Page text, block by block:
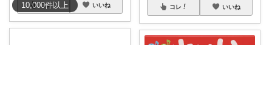
10,000件以上
コレ いいね コレ いいね